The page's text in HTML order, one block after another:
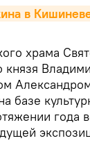
в
храма
князя
базе
года